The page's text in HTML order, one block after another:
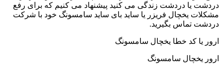
دردشت یا دردشت زندگی می کنید پیشنهاد می کنیم که برای رفع
مشکلات یخچال فریزر یا ساید بای ساید سامسونگ خود با شرکت
دردشت تماس بگیرید.
ارور یا کد خطا یخچال سامسونگ
ارور یخچال سامسونگ